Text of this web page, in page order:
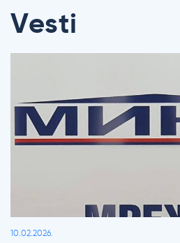
Vesti
10.02.2026.